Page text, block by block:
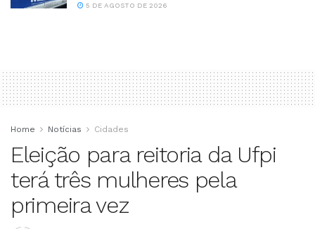
5 DE AGOSTO DE 2026
Home Notícias Cidades
Eleição para reitoria da Ufpi
terá três mulheres pela
primeira vez